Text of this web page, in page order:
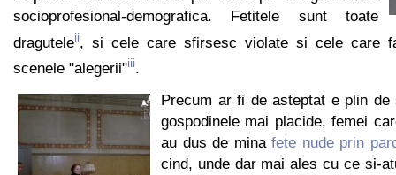
socioprofesional-demografica. Fetitele sunt toate
draguteleii, si cele care sfirsesc violate si cele care
scenele "alegerii"iii.
Precum ar fi de asteptat e plin de
gospodinele mai placide, femei
au dus de minafete nude prin
cind, unde dar mai ales cu ce si-